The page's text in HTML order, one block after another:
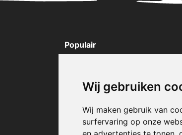
Wij gebruiken
Wij maken gebruik van
surfervaring op onze
Populair
New Balance sneakers
Puma sneakers
Converse sneakers